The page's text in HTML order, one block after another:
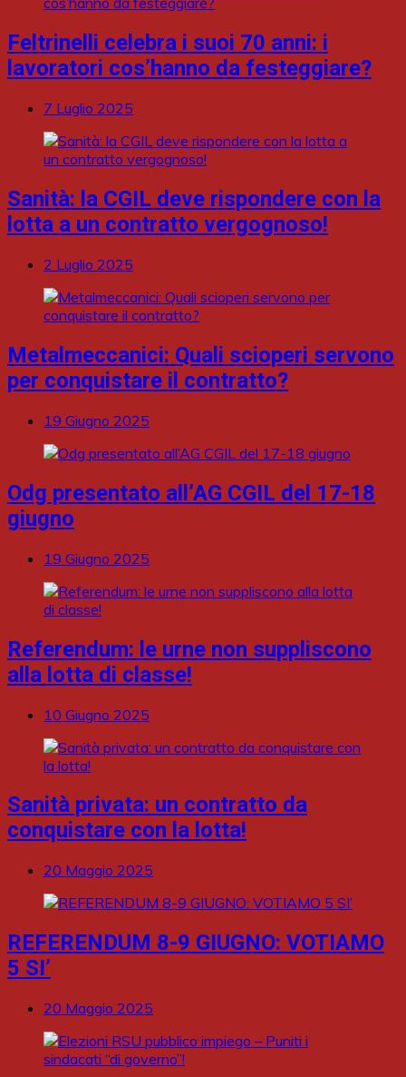
Feltrinelli celebra i suoi 70 anni: i
lavoratori cos’hanno da festeggiare?
7 Luglio 2025
Sanità: la CGIL deve rispondere con la
lotta a un contratto vergognoso!
2 Luglio 2025
Metalmeccanici: Quali scioperi servono
per conquistare il contratto?
19 Giugno 2025
Odg presentato all’AG CGIL del 17-18
giugno
19 Giugno 2025
Referendum: le urne non suppliscono
alla lotta di classe!
10 Giugno 2025
Sanità privata: un contratto da
conquistare con la lotta!
20 Maggio 2025
REFERENDUM 8-9 GIUGNO: VOTIAMO
5 SI’
20 Maggio 2025